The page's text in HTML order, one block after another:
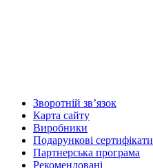
Зворотній зв’язок
Карта сайту
Виробники
Подарункові сертифікати
Партнерська програма
Рекомендовані